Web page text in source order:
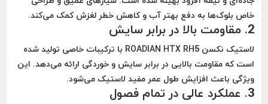
خاص بلوک‌ها به دفع بهتر آب و کاهش خطر لغزش کمک می‌کند.
2. مقاومت بالا در برابر سایش
لاستیک نکسن ROADIAN HTX RH5 با ترکیبات خاصی تولید شده
است که مقاومت بالایی در برابر سایش و خوردگی ارائه می‌دهد. این
ویژگی باعث افزایش طول عمر مفید لاستیک می‌شود.
3. عملکرد عالی در تمام فصول